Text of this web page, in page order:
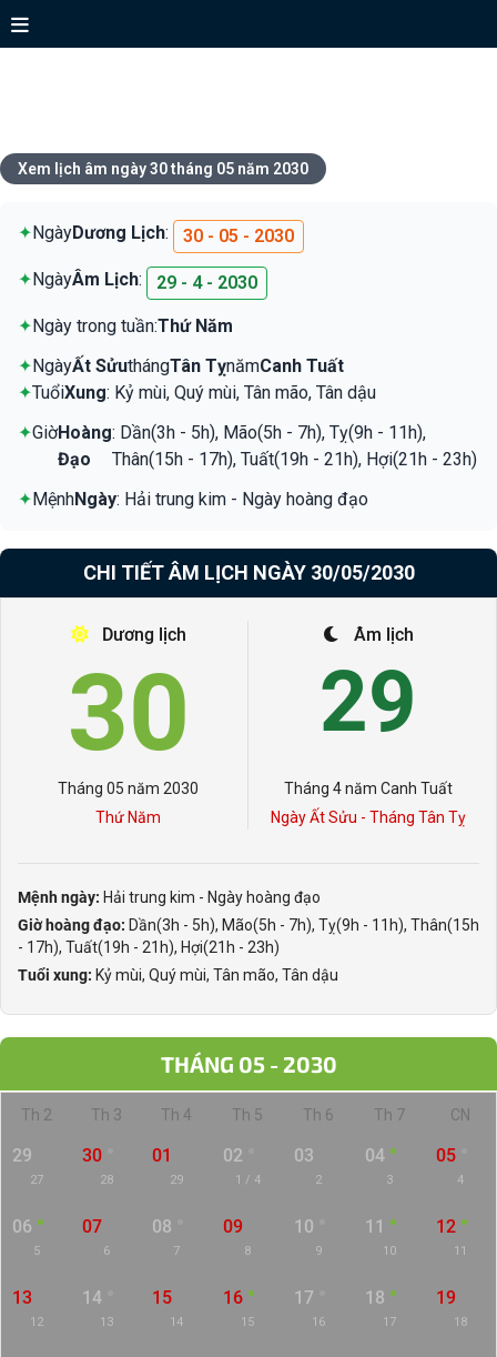
Xem lịch âm ngày 30 tháng 05 năm 2030
✦NgàyDương Lịch: 30 - 05 - 2030
✦NgàyÂm Lịch: 29 - 4 - 2030
✦Ngày trong tuần:Thứ Năm
✦NgàyẤt SửuthángTân TỵnămCanh Tuất
✦TuổiXung: Kỷ mùi, Quý mùi, Tân mão, Tân dậu
✦GiờHoàng
Đạo
: Dần(3h - 5h), Mão(5h - 7h), Tỵ(9h - 11h),
Thân(15h - 17h), Tuất(19h - 21h), Hợi(21h - 23h)
✦MệnhNgày: Hải trung kim - Ngày hoàng đạo
CHI TIẾT ÂM LỊCH NGÀY 30/05/2030
Dương lịch
30
Tháng 05 năm 2030
Thứ Năm
Âm lịch
29
Tháng 4 năm Canh Tuất
Ngày Ất Sửu - Tháng Tân Tỵ
Mệnh ngày: Hải trung kim - Ngày hoàng đạo
Giờ hoàng đạo: Dần(3h - 5h), Mão(5h - 7h), Tỵ(9h - 11h), Thân(15h
- 17h), Tuất(19h - 21h), Hợi(21h - 23h)
Tuổi xung: Kỷ mùi, Quý mùi, Tân mão, Tân dậu
THÁNG 05 - 2030
Th 2 Th 3 Th 4 Th 5 Th 6 Th 7 CN
29
27
30
28
01
29
02
1 / 4
03
2
04
3
05
4
06
5
07
6
08
7
09
8
10
9
11
10
12
11
13
12
14
13
15
14
16
15
17
16
18
17
19
18